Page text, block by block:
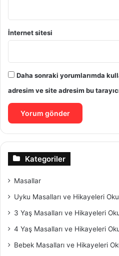
İnternet sitesi
Daha sonraki yorumlarımda
adresim ve site adresim bu
Kategoriler
Masallar
Uyku Masalları ve Hikayeleri Oku
3 Yaş Masalları ve Hikayeleri
4 Yaş Masalları ve Hikayeleri
Bebek Masalları ve Hikayeleri